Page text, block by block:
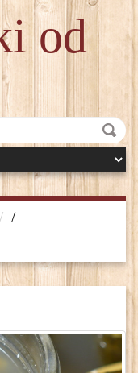
od
/